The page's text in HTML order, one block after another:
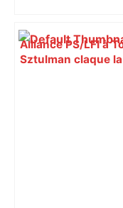
Alliance PS/LFI à
Sztulman claque